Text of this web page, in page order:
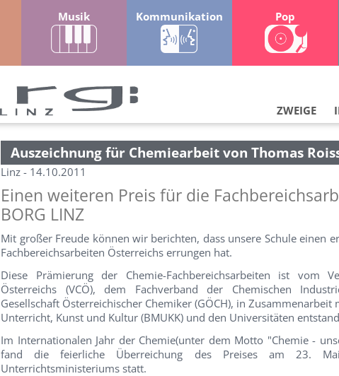
Musik Kommunikation Pop
ZWEIGE
Auszeichnung für Chemiearbeit von Thomas
Linz - 14.10.2011
Einen weiteren Preis für die
BORG LINZ
Mit großer Freude können wir berichten, dass unsere Schule einen
Fachbereichsarbeiten Österreichs errungen hat.
Diese Prämierung der Chemie-Fachbereichsarbeiten ist vom
Österreichs (VCÖ), dem Fachverband der Chemischen
Gesellschaft Österreichischer Chemiker (GÖCH), in
Unterricht, Kunst und Kultur (BMUKK) und den Universitäten
Im Internationalen Jahr der Chemie(unter dem Motto "Chemie -
fand die feierliche Überreichung des Preises am 23.
Unterrichtsministeriums statt.